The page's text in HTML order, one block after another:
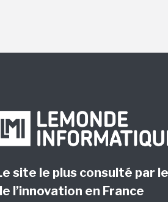
site le plus consulté par
l’innovation en France